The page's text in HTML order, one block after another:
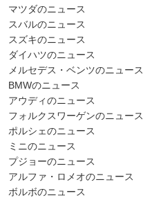
マツダのニュース
スバルのニュース
スズキのニュース
ダイハツのニュース
メルセデス・ベンツのニュース
BMWのニュース
アウディのニュース
フォルクスワーゲンのニュース
ポルシェのニュース
ミニのニュース
プジョーのニュース
アルファ・ロメオのニュース
ボルボのニュース